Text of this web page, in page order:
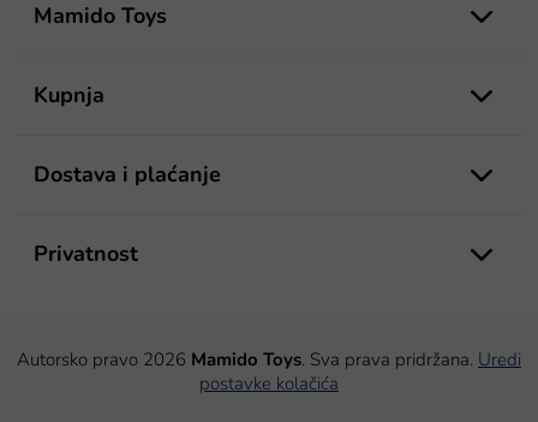
Mamido Toys
Kupnja
Dostava i plaćanje
Privatnost
Autorsko pravo 2026 Mamido Toys. Sva prava pridržana. Uredi
postavke kolačića